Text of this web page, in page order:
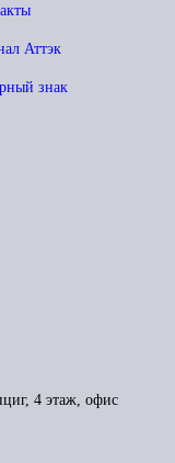
Аттэк
знак
4 этаж, офис